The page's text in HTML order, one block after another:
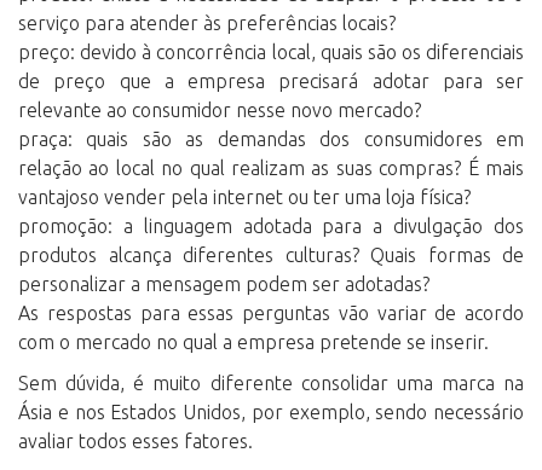
serviço para atender às preferências locais?
preço: devido à concorrência local, quais são os diferenciais
de preço que a empresa precisará adotar para ser
relevante ao consumidor nesse novo mercado?
praça: quais são as demandas dos consumidores em
relação ao local no qual realizam as suas compras? É mais
vantajoso vender pela internet ou ter uma loja física?
promoção: a linguagem adotada para a divulgação dos
produtos alcança diferentes culturas? Quais formas de
personalizar a mensagem podem ser adotadas?
As respostas para essas perguntas vão variar de acordo
com o mercado no qual a empresa pretende se inserir.
Sem dúvida, é muito diferente consolidar uma marca na
Ásia e nos Estados Unidos, por exemplo, sendo necessário
avaliar todos esses fatores.